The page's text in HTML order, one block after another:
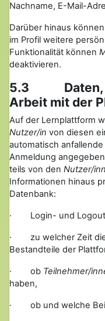
Nachname, E-Mail-
Darüber hinaus können
im Profil weitere
Funktionalität können
deaktivieren.
5.3 Daten,
Arbeit mit der
Auf der Lernplattform
Nutzer/in von diesen
automatisch
Anmeldung
teils von den Nutzer/
Informationen hinaus
Datenbank:
· Login- und
· zu welcher Zeit
Bestandteile der
· ob Teilnehmer/
haben,
· ob und welche